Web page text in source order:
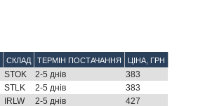
СКЛАД ТЕРМІН ПОСТАЧАННЯ ЦІНА, ГРН
STOK 2-5 днів
383
STLK 2-5 днів
383
IRLW 2-5 днів
427